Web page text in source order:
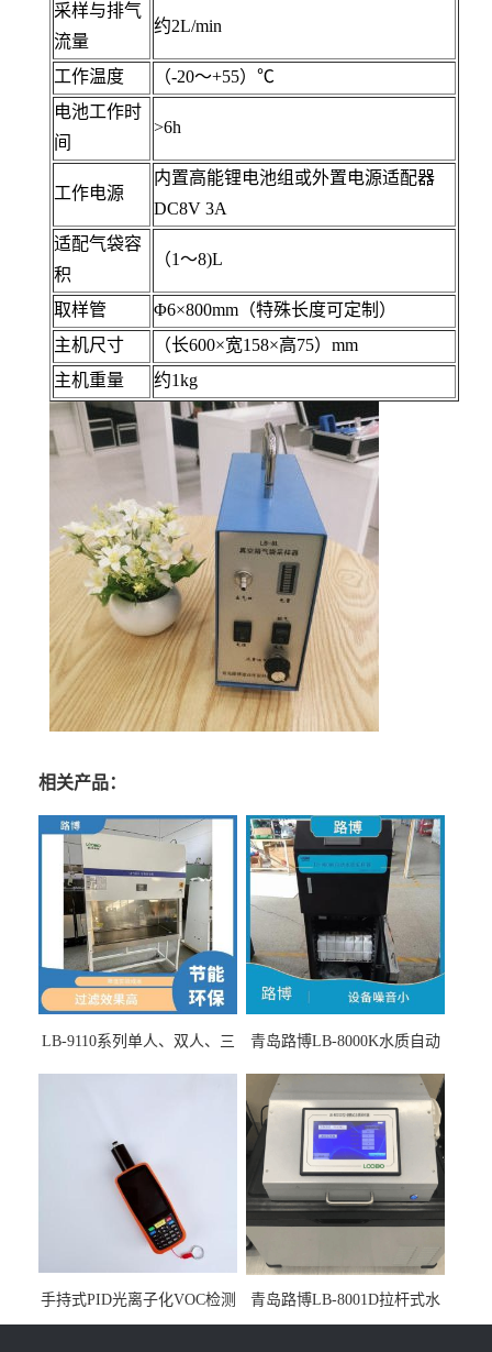
采样与排气
流量
约2L/min
工作温度
（-20～+55）℃
电池工作时
间
>6h
工作电源
内置高能锂电池组或外置电源适配器
DC8V 3A
适配气袋容
积
（1～8)L
取样管
Φ6×800mm（特殊长度可定制）
主机尺寸
（长600×宽158×高75）mm
主机重量
约1kg
相关产品：
LB-9110系列单人、双人、三
青岛路博LB-8000K水质自动
手持式PID光离子化VOC检测
仪（挥发性有机物设备）
青岛路博LB-8001D拉杆式水
质采样器